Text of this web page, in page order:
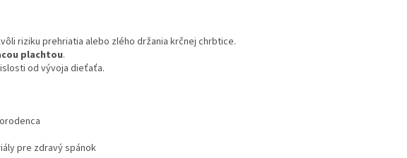
riziku prehriatia alebo zlého držania krčnej chrbtice.
plachtou.
od vývoja dieťaťa.
pre zdravý spánok